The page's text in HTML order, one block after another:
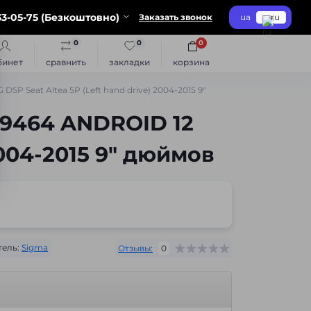
05-75 (Безкоштовно) Заказать звонок ua ru
сравнить
0
закладки
0
корзина
0
DSP Seat Altea 5P (Left hand drive) 2004-2015 9"
ANDROID 12
2015 9" дюймов
Sigma Отзывы: 0